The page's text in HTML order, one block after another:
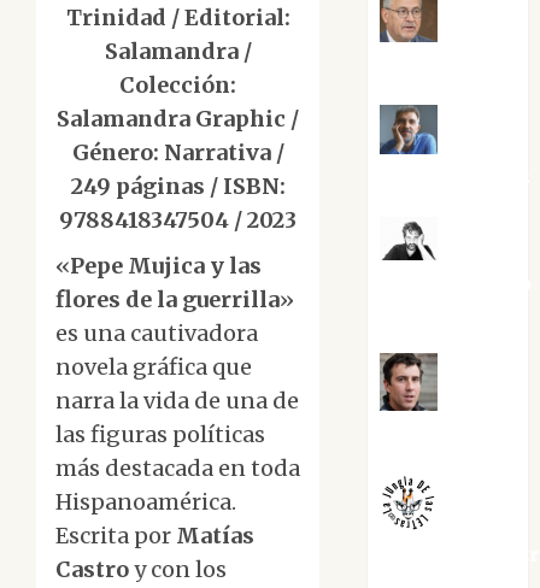
Trinidad / Editorial:
Salamandra /
Colección:
Salamandra Graphic /
Género: Narrativa /
249 páginas / ISBN:
9788418347504 / 2023
«Pepe Mujica y las
flores de la guerrilla»
es una cautivadora
novela gráfica que
narra la vida de una de
las figuras políticas
más destacada en toda
Hispanoamérica.
Escrita por Matías
Castroy con los